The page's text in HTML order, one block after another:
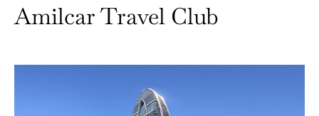
Amilcar Travel Club